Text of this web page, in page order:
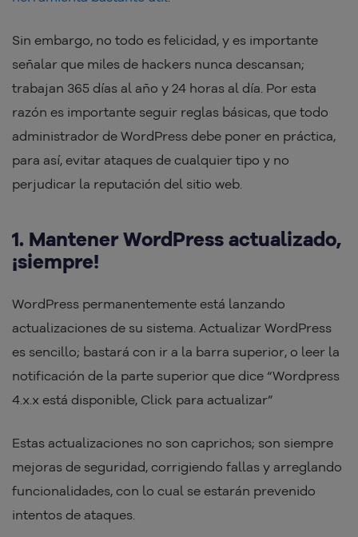
Sin embargo, no todo es felicidad, y es importante
señalar que miles de hackers nunca descansan;
trabajan 365 días al año y 24 horas al día. Por esta
razón es importante seguir reglas básicas, que todo
administrador de WordPress debe poner en práctica,
para así, evitar ataques de cualquier tipo y no
perjudicar la reputación del sitio web.
1. Mantener WordPress actualizado,
¡siempre!
WordPress permanentemente está lanzando
actualizaciones de su sistema. Actualizar WordPress
es sencillo; bastará con ir a la barra superior, o leer la
notificación de la parte superior que dice “Wordpress
4.x.x está disponible, Click para actualizar”
Estas actualizaciones no son caprichos; son siempre
mejoras de seguridad, corrigiendo fallas y arreglando
funcionalidades, con lo cual se estarán prevenido
intentos de ataques.